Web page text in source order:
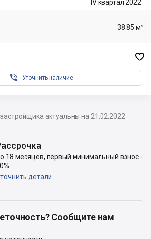
IV квартал 2022
38.85 м²

 Уточнить наличие
актуальны на 21.02.2022
18 месяцев, первый минимальный взнос -
детали
Сообщите нам